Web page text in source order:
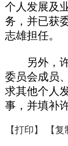
个人发展及
务，并已获
志雄担任。
另外，许
委员会成员
求其他个人
事，并填补
【打印】 【复